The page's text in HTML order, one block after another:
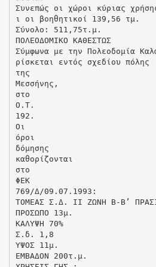
Συνεπώς οι χώροι κύριας
ι οι βοηθητικοί 139,56 τμ.
Σύνολο: 511,75τ.μ.
ΠΟΛΕΟΔΟΜΙΚΟ ΚΑΘΕΣΤΩΣ
Σύμφωνα με την Πολεοδομία
ρίσκεται εντός σχεδίου πόλης
της
Μεσσήνης,
στο
Ο.Τ.
192.
Οι
όροι
δόμησης
καθορίζονται
στο
ΦΕΚ
769/Δ/09.07.1993:
ΤΟΜΕΑΣ Σ.Δ. ΙΙ ΖΩΝΗ Β-Β’
ΠΡΟΣΩΠΟ 13μ.
ΚΑΛΥΨΗ 70%
Σ.δ. 1,8
ΥΨΟΣ 11μ.
ΕΜΒΑΔΟΝ 200τ.μ.